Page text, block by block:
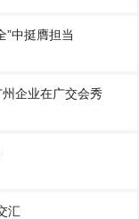
”中挺膺担当
企业在广交会秀
汇